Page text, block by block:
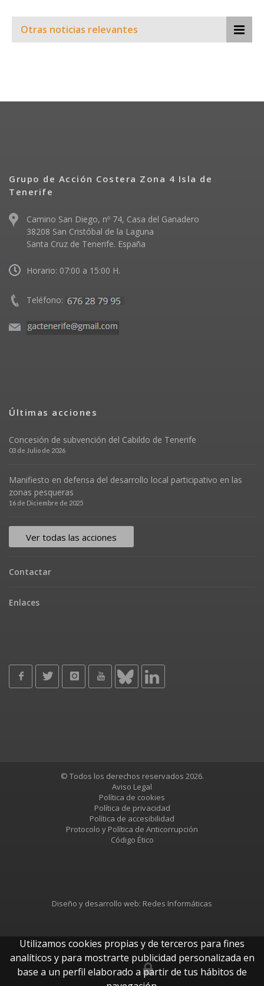
Otras noticias relevantes
Grupo de Acción Costera Zona 4 Isla de
Tenerife
Camino San Diego, nº 74, Casa del Ganadero
38208 San Cristóbal de la Laguna
Santa Cruz de Tenerife. España
Horario: 07:00 a 15:00 H.
Teléfono:
Últimas acciones
Concesión de subvención del Cabildo de Tenerife
03 de Julio de 2026
Manifiesto en defensa del desarrollo local participativo en las
zonas pesqueras
16 de Diciembre de 2025
Ver todas las acciones
Contactar
Enlaces
© Todos los derechos reservados 2026.
Aviso Legal
Política de cookies
Política de privacidad
Política de accesibilidad
Protocolo y Política de Anticorrupción
Código Ético
Diseño y desarrollo web: Redes Informáticas
btUpdate
Utilizamos cookies propias y de terceros para fines
analíticos y para mostrarte publicidad personalizada en
base a un perfil elaborado a partir de tus hábitos de